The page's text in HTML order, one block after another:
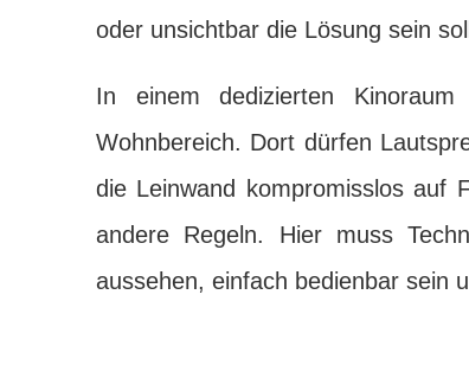
oder unsichtbar die Lösung sein
In einem dedizierten
Wohnbereich. Dort dürfen
die Leinwand kompromisslos auf
andere Regeln. Hier muss
aussehen, einfach bedienbar sein